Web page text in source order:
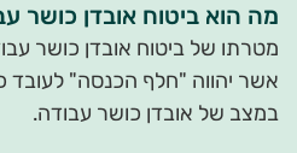
מה הוא ביטוח אובדן כושר
מטרתו של ביטוח אובדן כושר
אשר יהווה "חלף הכנסה"
במצב של אובדן כושר עבודה.